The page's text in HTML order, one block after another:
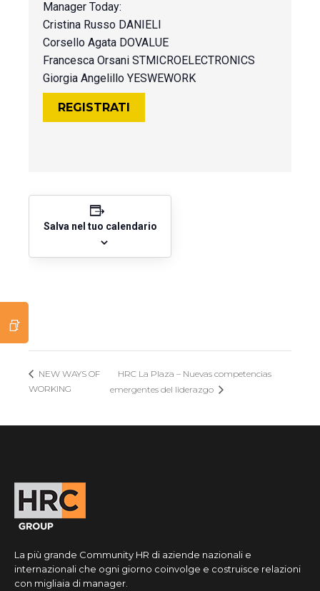
Manager Today:
Cristina Russo DANIELI
Corsello Agata DOVALUE
Francesca Orsani STMICROELECTRONICS
Giorgia Angelillo YESWEWORK
REGISTRATI
Salva nel tuo calendario
NEW WAYS OF
WORKING
HRC La Plaza – Nuevas competencias
emergentes del liderazgo
La più grande Community HR di aziende nazionali e
internazionali che ogni giorno coinvolge e costruisce relazioni
con migliaia di manager.